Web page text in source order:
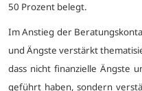
50 Prozent belegt.
Im Anstieg der
und Ängste verstärkt
dass nicht finanzielle Ängste
geführt haben, sondern